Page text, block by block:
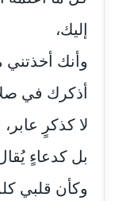
مدونة
عاملة
عاملة
مدونة
عاملة
إليك،
وأنك
أذكرك في
لا كذكرٍ عابر،
بل كدعاءٍ
وكأن قلبي